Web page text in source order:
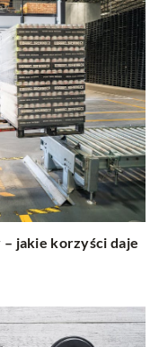
jakie korzyści daje